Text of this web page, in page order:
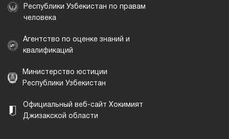
Республики Узбекистан по правам
человека
Агентство по оценке знаний и
квалификаций
Министерство юстиции
Республики Узбекистан
Официальный веб-сайт Хокимият
Джизакской области